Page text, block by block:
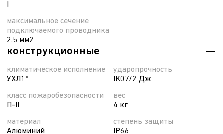
максимальное сечение
подключаемого проводника
2.5 мм2
конструкционные
климатическое исполнение
УХЛ1*
класс пожаробезопасности
П-ІІ
материал
Алюминий
ударопрочность
IK07/2 Дж
вес
4 кг
степень защиты
IP66